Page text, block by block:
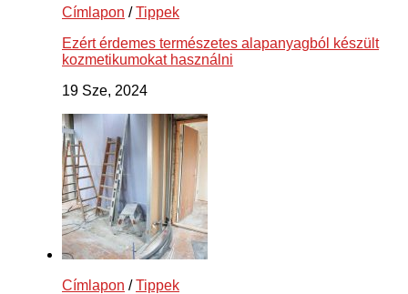
Címlapon /Tippek
Ezért érdemes természetes alapanyagból készült
kozmetikumokat használni
19 Sze, 2024
Címlapon /Tippek